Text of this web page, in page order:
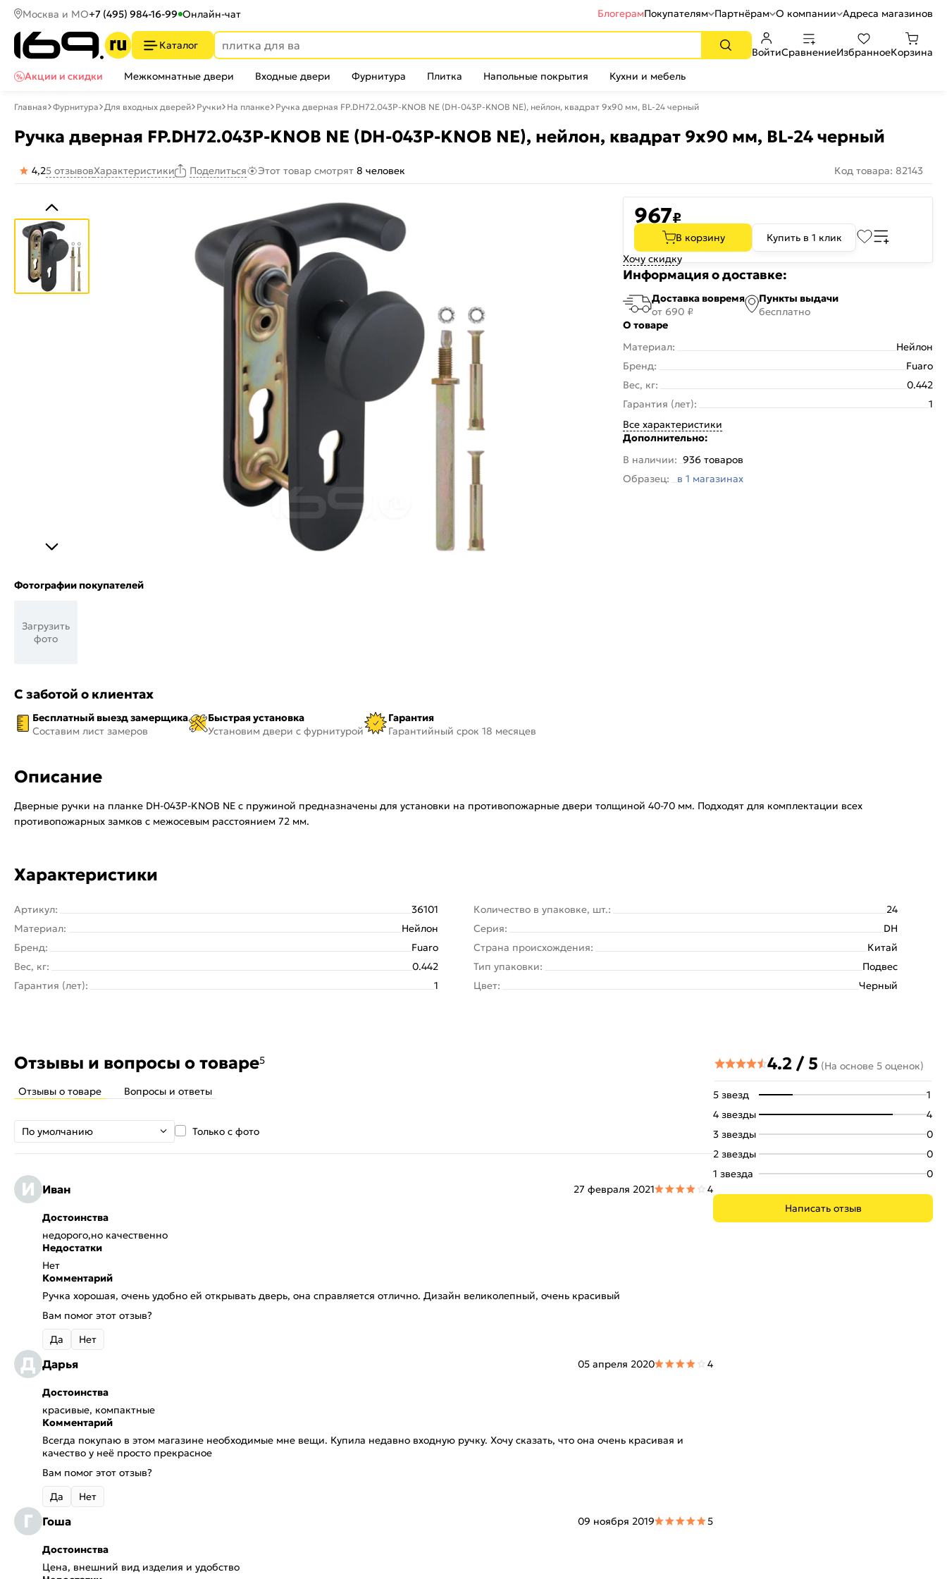
Москва и МО+7 (495) 984-16-99 Онлайн-чат БлогерамПокупателям Партнёрам О компании Адреса магазинов
Каталог
ВойтиСравнениеИзбранноеКорзина
Акции и скидки
Межкомнатные двери Входные двери Фурнитура Плитка Напольные покрытия Кухни и мебель
Главная Фурнитура Для входных дверей Ручки На планке Ручка дверная FP.DH72.043P-KNOB NE (DH-043P-KNOB NE), нейлон, квадрат 9x90 мм, BL-24 черный
Ручка дверная FP.DH72.043P-KNOB NE (DH-043P-KNOB NE), нейлон, квадрат 9x90 мм, BL-24 черный
4,25 отзывовХарактеристики Поделиться Этот товар смотрят 8 человек Код товара: 82143
Фотографии покупателей
Загрузить
фото
С заботой о клиентах
Бесплатный выезд замерщика
Составим лист замеров
Быстрая установка
Установим двери с фурнитурой
Гарантия
Гарантийный срок 18 месяцев
967₽
В корзину
Купить в 1 клик
Хочу скидку
Информация о доставке:
Доставка вовремя
от 690 ₽
Пункты выдачи
бесплатно
О товаре
Материал:
Нейлон
Бренд:
Fuaro
Вес, кг:
0.442
Гарантия (лет):
1
Все характеристики
Дополнительно:
В наличии: 936 товаров
Образец:
в 1 магазинах
Описание
Дверные ручки на планке DH-043P-KNOB NE с пружиной предназначены для установки на противопожарные двери толщиной 40-70 мм. Подходят для комплектации всех
противопожарных замков с межосевым расстоянием 72 мм.
Характеристики
Артикул:
36101
Материал:
Нейлон
Бренд:
Fuaro
Вес, кг:
0.442
Гарантия (лет):
1
Количество в упаковке, шт.:
24
Серия:
DH
Страна происхождения:
Китай
Тип упаковки:
Подвес
Цвет:
Черный
Отзывы и вопросы о товаре5
Отзывы о товаре Вопросы и ответы
По умолчанию Только с фото
И Иван 27 февраля 2021 4
Достоинства
недорого,но качественно
Недостатки
Нет
Комментарий
Ручка хорошая, очень удобно ей открывать дверь, она справляется отлично. Дизайн великолепный, очень красивый
Вам помог этот отзыв?
Да
Нет
Д Дарья 05 апреля 2020 4
Достоинства
красивые, компактные
Комментарий
Всегда покупаю в этом магазине необходимые мне вещи. Купила недавно входную ручку. Хочу сказать, что она очень красивая и
качество у неё просто прекрасное
Вам помог этот отзыв?
Да
Нет
Г Гоша 09 ноября 2019 5
Достоинства
Цена, внешний вид изделия и удобство
4.2 / 5 (На основе 5 оценок)
5 звезд
1
4 звезды
4
3 звезды
0
2 звезды
0
1 звезда
0
Написать отзыв